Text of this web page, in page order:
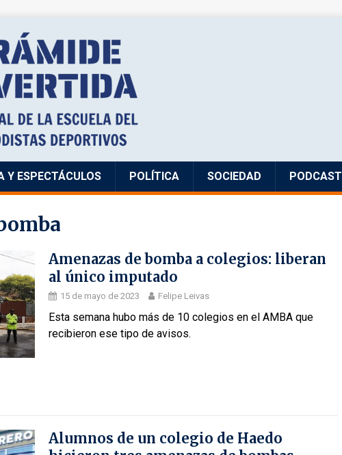
Y ESPECTÁCULOS POLÍTICA SOCIEDAD PODCAST
Amenazas de bomba a colegios: liberan
al único imputado
15 de mayo de 2023 Felipe Leivas
Esta semana hubo más de 10 colegios en el AMBA que
recibieron ese tipo de avisos.
Alumnos de un colegio de Haedo